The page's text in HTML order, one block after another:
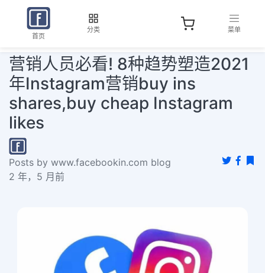
首页
分类 菜单
营销人员必看! 8种趋势塑造2021
年Instagram营销buy ins
shares,buy cheap Instagram
likes
Posts by www.facebookin.com blog
2 年，5 月前